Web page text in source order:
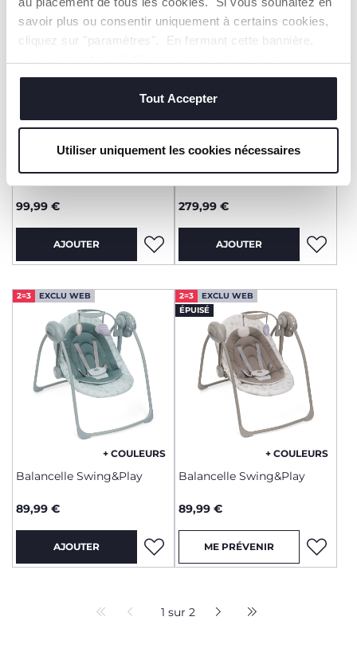
savoir plus ou consentir uniquement à certains cookies,
cliquez sur "paramètres". En fermant cette bannière,
techniques, qui sont essentiels au service demandé.
Tout Accepter
Utiliser uniquement les cookies nécessaires
+ COULEURS
Transat Mia
99,99 €
AJOUTER
Balancelle Comfy Wave
279,99 €
AJOUTER
2=3 EXCLU WEB
+ COULEURS
Balancelle Swing&Play
89,99 €
AJOUTER
2=3
EXCLU WEB
ÉPUISÉ
+ COULEURS
Balancelle Swing&Play
89,99 €
ME PRÉVENIR
1 sur 2